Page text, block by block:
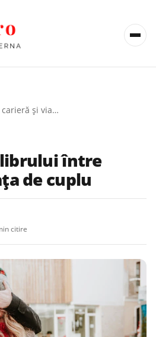
Găsirea echilibrului între carieră și viața de cuplu
între
de cuplu
citire